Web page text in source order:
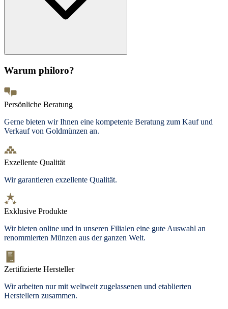
Warum philoro?
Persönliche Beratung
Gerne bieten wir Ihnen eine kompetente Beratung zum Kauf und
Verkauf von Goldmünzen an.
Exzellente Qualität
Wir garantieren exzellente Qualität.
Exklusive Produkte
Wir bieten online und in unseren Filialen eine gute Auswahl an
renommierten Münzen aus der ganzen Welt.
Zertifizierte Hersteller
Wir arbeiten nur mit weltweit zugelassenen und etablierten
Herstellern zusammen.